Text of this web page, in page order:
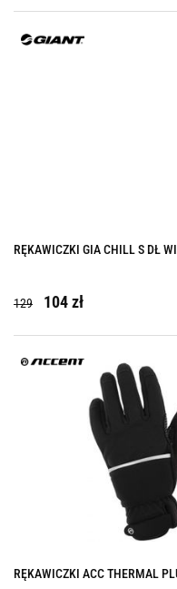
RĘKAWICZKI GIA CHILL S DŁ
129 104 zł
RĘKAWICZKI ACC THERMAL